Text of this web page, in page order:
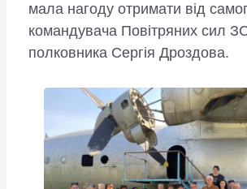
мала нагоду отримати від
командувача Повітряних сил
полковника Сергія Дроздова.